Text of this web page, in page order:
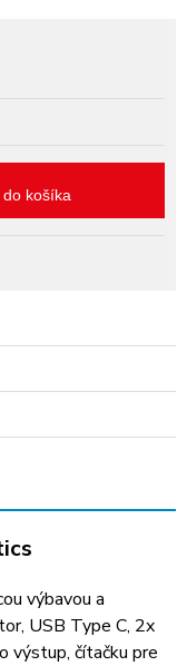
košíka
výbavou a
USB Type C, 2x
výstup, čítačku pre